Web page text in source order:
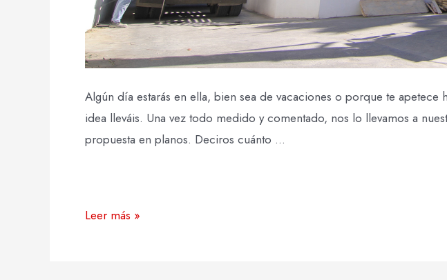
Algún día estarás en ella, bien sea de vacaciones o porque te
idea lleváis. Una vez todo medido y comentado, nos lo llevamos a
propuesta en planos. Deciros cuánto …
Leer más »